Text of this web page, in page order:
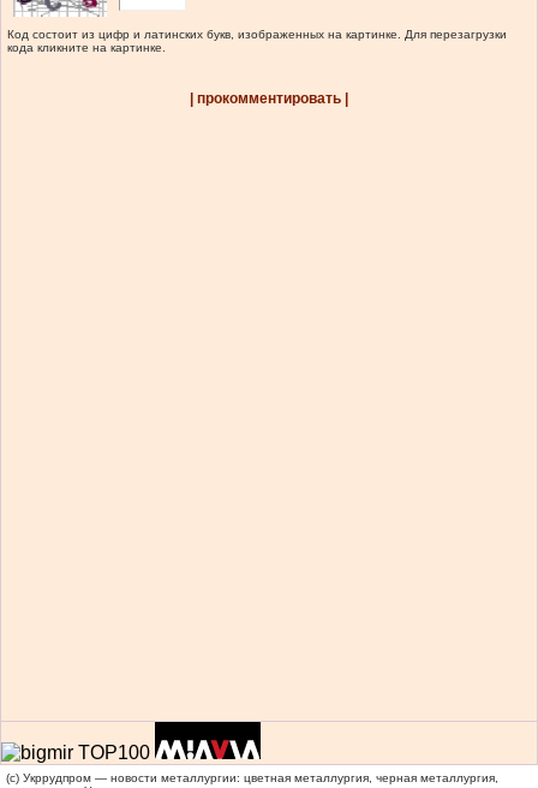
Код состоит из цифр и латинских букв, изображенных на картинке. Для перезагрузки
кода кликните на картинке.
| прокомментировать |
(c) Укррудпром — новости металлургии: цветная металлургия, черная металлургия,